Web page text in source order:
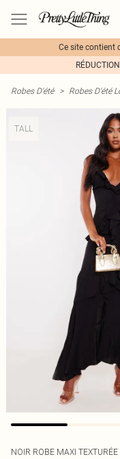
Ce site contient
Robes D'été > Robes D'été
TALL
NOIR ROBE MAXI